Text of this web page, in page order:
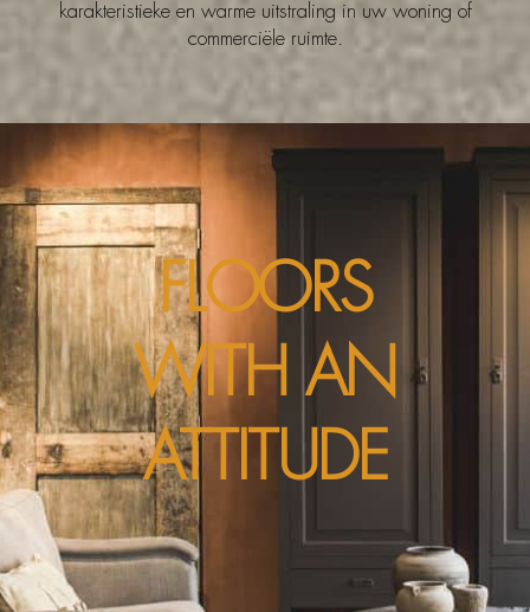
karakteristieke en warme uitstraling in uw woning of
commerciële ruimte.
FLOORS
WITH AN
ATTITUDE